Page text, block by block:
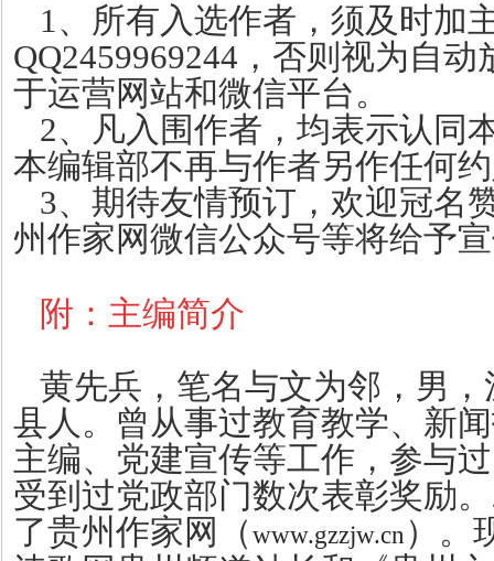
1、所有入选作者，须及时加
QQ2459969244，否则视为自
于运营网站和微信平台。
2、凡入围作者，均表示认同
本编辑部不再与作者另作任何
3、期待友情预订，欢迎冠名
州作家网微信公众号等将给予
附：主编简介
黄先兵，笔名与文为邻，男
县人。曾从事过教育教学、新
主编、党建宣传等工作，参与
受到过党政部门数次表彰奖励
了贵州作家网（www.gzzjw.cn ）。